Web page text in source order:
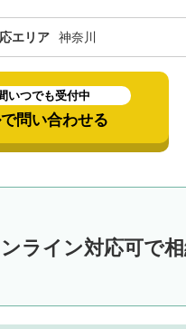
エリア 神奈川
いつでも受付中
問い合わせる
ライン対応可で